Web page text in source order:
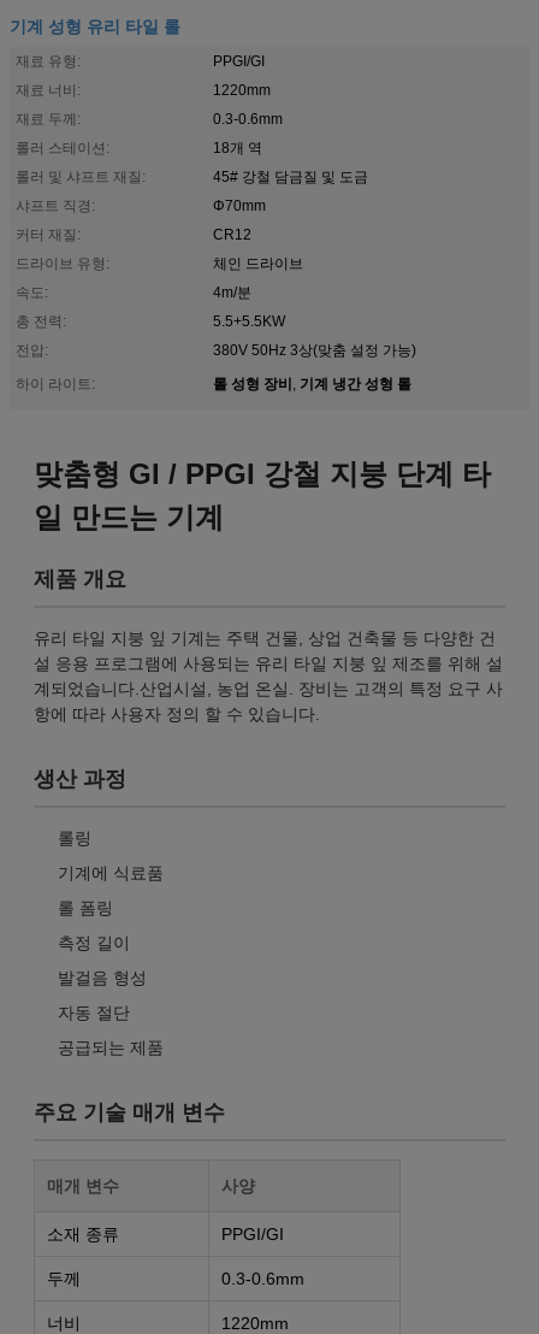
기계 성형 유리 타일 롤
재료 유형:
PPGI/GI
재료 너비:
1220mm
재료 두께:
0.3-0.6mm
롤러 스테이션:
18개 역
롤러 및 샤프트 재질:
45# 강철 담금질 및 도금
샤프트 직경:
Φ70mm
커터 재질:
CR12
드라이브 유형:
체인 드라이브
속도:
4m/분
총 전력:
5.5+5.5KW
전압:
380V 50Hz 3상(맞춤 설정 가능)
하이 라이트:
롤 성형 장비, 기계 냉간 성형 롤
맞춤형 GI / PPGI 강철 지붕 단계 타
일 만드는 기계
제품 개요
유리 타일 지붕 잎 기계는 주택 건물, 상업 건축물 등 다양한 건
설 응용 프로그램에 사용되는 유리 타일 지붕 잎 제조를 위해 설
계되었습니다.산업시설, 농업 온실. 장비는 고객의 특정 요구 사
항에 따라 사용자 정의 할 수 있습니다.
생산 과정
롤링
기계에 식료품
롤 폼링
측정 길이
발걸음 형성
자동 절단
공급되는 제품
주요 기술 매개 변수
매개 변수 사양
소재 종류 PPGI/GI
두께 0.3-0.6mm
너비 1220mm